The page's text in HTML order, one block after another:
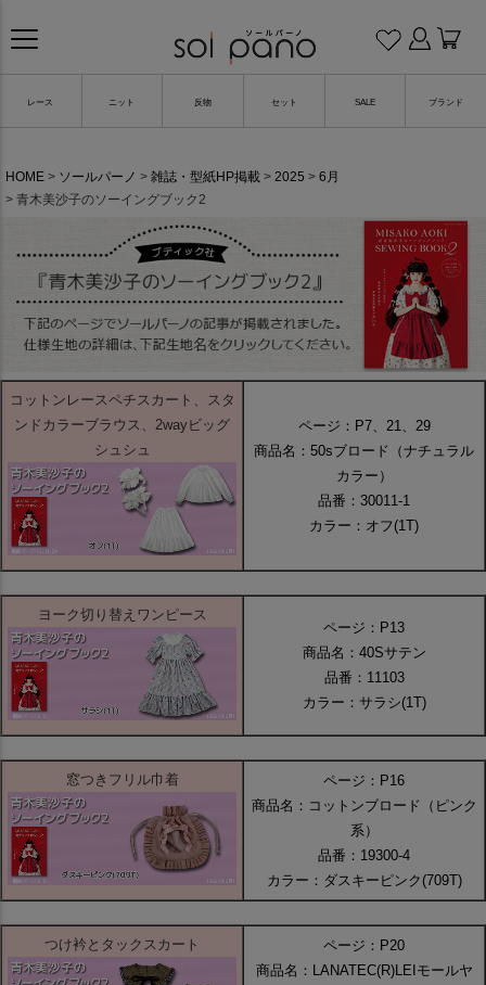
レース ニット 反物 セット SALE ブランド
HOME ソールパーノ 雑誌・型紙HP掲載 2025
6月
青木美沙子のソーイングブック2
コットンレースペチスカート、スタ
ンドカラーブラウス、2wayビッグ
シュシュ
ページ：P7、21、29
商品名：50sブロード（ナチュラル
カラー）
品番：30011-1
カラー：オフ(1T)
ヨーク切り替えワンピース
ページ：P13
商品名：40Sサテン
品番：11103
カラー：サラシ(1T)
窓つきフリル巾着
ページ：P16
商品名：コットンブロード（ピンク
系）
品番：19300-4
カラー：ダスキーピンク(709T)
つけ衿とタックスカート
ページ：P20
商品名：LANATEC(R)LEIモールヤ